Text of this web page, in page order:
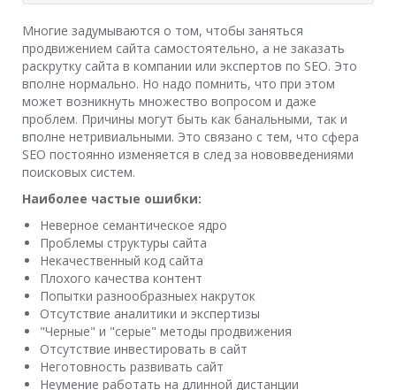
Многие задумываются о том, чтобы заняться
продвижением сайта самостоятельно, а не заказать
раскрутку сайта в компании или экспертов по SEO. Это
вполне нормально. Но надо помнить, что при этом
может возникнуть множество вопросом и даже
проблем. Причины могут быть как банальными, так и
вполне нетривиальными. Это связано с тем, что сфера
SEO постоянно изменяется в след за нововведениями
поисковых систем.
Наиболее частые ошибки:
Неверное семантическое ядро
Проблемы структуры сайта
Некачественный код сайта
Плохого качества контент
Попытки разнообразныех накруток
Отсутствие аналитики и экспертизы
"Черные" и "серые" методы продвижения
Отсутствие инвестировать в сайт
Неготовность развивать сайт
Неумение работать на длинной дистанции